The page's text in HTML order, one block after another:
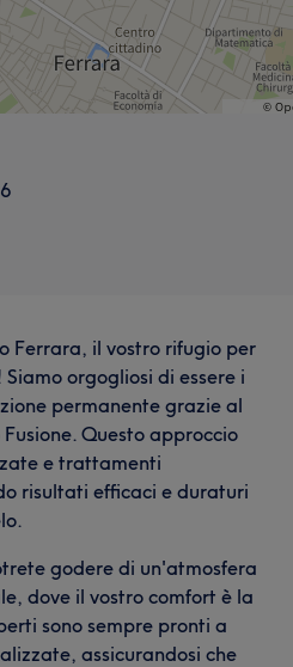
Ferrara, il vostro rifugio per
orgogliosi di essere i
permanente grazie al
Questo approccio
e trattamenti
risultati efficaci e duraturi
godere di un'atmosfera
dove il vostro comfort è la
sono sempre pronti a
assicurandosi che